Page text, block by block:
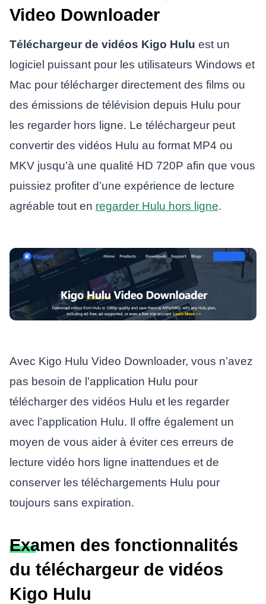
Video Downloader
Téléchargeur de vidéos Kigo Hulu est un
logiciel puissant pour les utilisateurs Windows et
Mac pour télécharger directement des films ou
des émissions de télévision depuis Hulu pour
les regarder hors ligne. Le téléchargeur peut
convertir des vidéos Hulu au format MP4 ou
MKV jusqu’à une qualité HD 720P afin que vous
puissiez profiter d’une expérience de lecture
agréable tout en regarder Hulu hors ligne.
Avec Kigo Hulu Video Downloader, vous n’avez
pas besoin de l’application Hulu pour
télécharger des vidéos Hulu et les regarder
avec l’application Hulu. Il offre également un
moyen de vous aider à éviter ces erreurs de
lecture vidéo hors ligne inattendues et de
conserver les téléchargements Hulu pour
toujours sans expiration.
Examen des fonctionnalités
du téléchargeur de vidéos
Kigo Hulu